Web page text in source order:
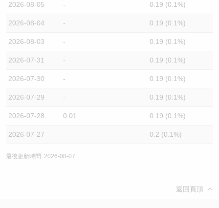
2026-08-05 - 0.19 (0.1%)
2026-08-04 - 0.19 (0.1%)
2026-08-03 - 0.19 (0.1%)
2026-07-31 - 0.19 (0.1%)
2026-07-30 - 0.19 (0.1%)
2026-07-29 - 0.19 (0.1%)
2026-07-28 0.01 0.19 (0.1%)
2026-07-27 - 0.2 (0.1%)
最後更新時間: 2026-08-07
返回頁頂